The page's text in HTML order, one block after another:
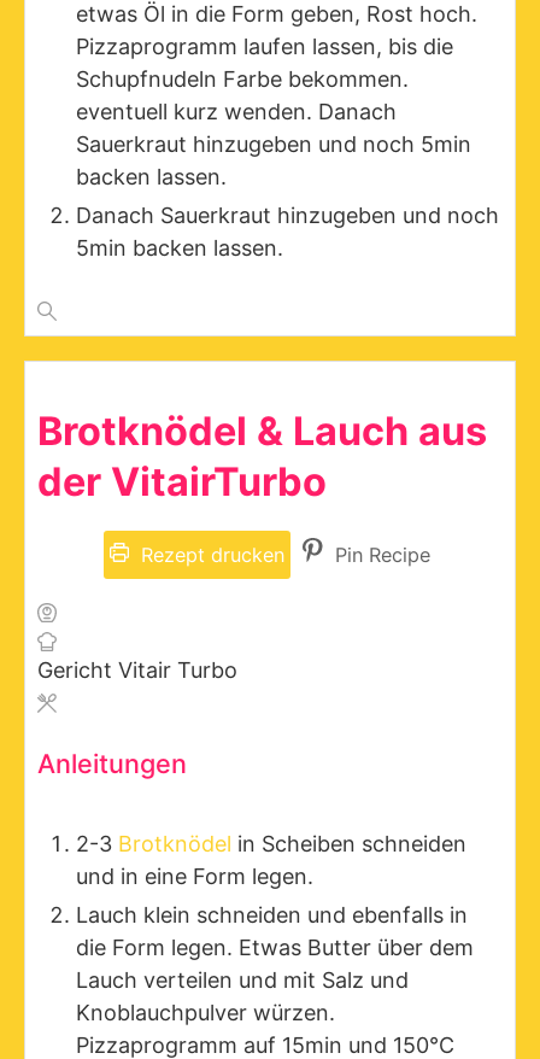
etwas Öl in die Form geben, Rost hoch.
Pizzaprogramm laufen lassen, bis die
Schupfnudeln Farbe bekommen.
eventuell kurz wenden. Danach
Sauerkraut hinzugeben und noch 5min
backen lassen.
Danach Sauerkraut hinzugeben und noch
5min backen lassen.
Brotknödel & Lauch aus
der VitairTurbo
Rezept drucken Pin Recipe
Gericht Vitair Turbo
Anleitungen
2-3 Brotknödel in Scheiben schneiden
und in eine Form legen.
Lauch klein schneiden und ebenfalls in
die Form legen. Etwas Butter über dem
Lauch verteilen und mit Salz und
Knoblauchpulver würzen.
Pizzaprogramm auf 15min und 150°C